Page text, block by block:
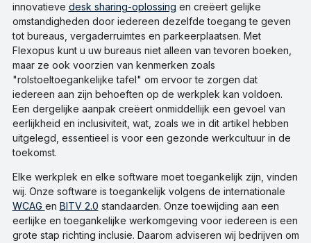
innovatieve desk sharing-oplossing en creëert gelijke
omstandigheden door iedereen dezelfde toegang te geven
tot bureaus, vergaderruimtes en parkeerplaatsen. Met
Flexopus kunt u uw bureaus niet alleen van tevoren boeken,
maar ze ook voorzien van kenmerken zoals
"rolstoeltoegankelijke tafel" om ervoor te zorgen dat
iedereen aan zijn behoeften op de werkplek kan voldoen.
Een dergelijke aanpak creëert onmiddellijk een gevoel van
eerlijkheid en inclusiviteit, wat, zoals we in dit artikel hebben
uitgelegd, essentieel is voor een gezonde werkcultuur in de
toekomst.
Elke werkplek en elke software moet toegankelijk zijn, vinden
wij. Onze software is toegankelijk volgens de internationale
WCAG en BITV 2.0 standaarden. Onze toewijding aan een
eerlijke en toegankelijke werkomgeving voor iedereen is een
grote stap richting inclusie. Daarom adviseren wij bedrijven om